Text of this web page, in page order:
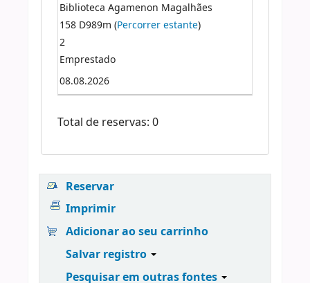
Biblioteca Agamenon Magalhães
158 D989m (Percorrer estante)
2
Emprestado
08.08.2026
Total de reservas: 0
Reservar
Imprimir
Adicionar ao seu carrinho
Salvar registro
Pesquisar em outras fontes